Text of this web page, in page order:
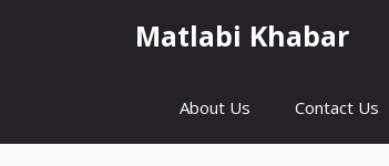
Matlabi Khabar
About Us Contact Us